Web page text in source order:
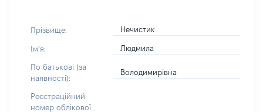
Прізвище: Нечистик
Імʼя: Людмила
По батькові (за
наявності):
Володимирівна
Реєстраційний
номер облікової